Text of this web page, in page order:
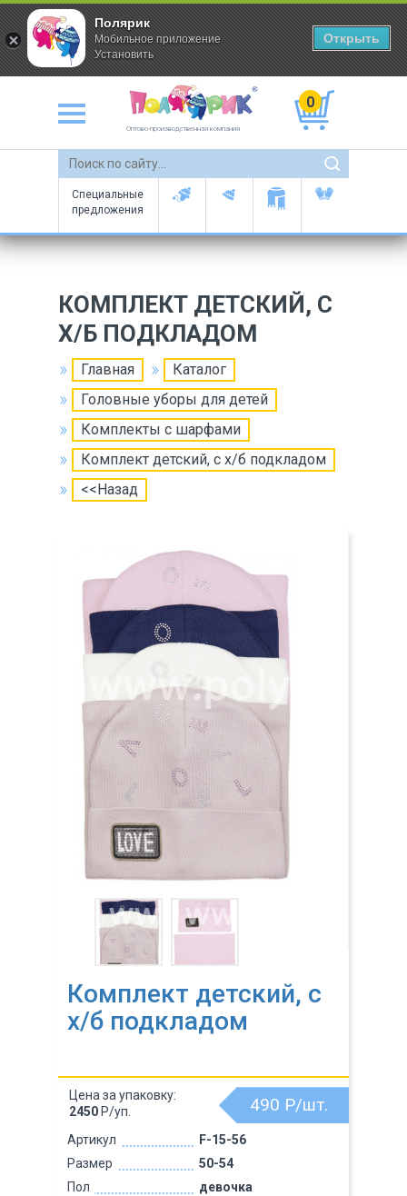
Оптово-производственная компания
0
Специальные
предложения
КОМПЛЕКТ ДЕТСКИЙ, С
Х/Б ПОДКЛАДОМ
Главная
Каталог
Головные уборы для детей
Комплекты с шарфами
Комплект детский, с х/б подкладом
<<Назад
Комплект детский, с
х/б подкладом
Артикул
F-15-56
Размер
50-54
Пол
девочка
490 Р/шт.
Цена за упаковку:
2450 Р/уп.
Полярик
Мобильное приложение
Установить
Открыть